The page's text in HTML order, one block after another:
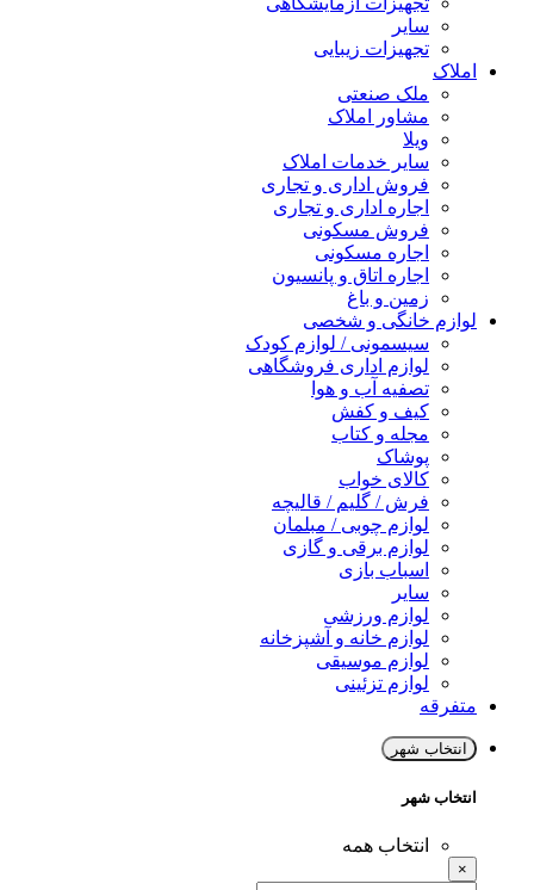
سایر
تجهیزات زیبایی
املاک
ملک صنعتی
مشاور املاک
ویلا
سایر خدمات املاک
فروش اداری و تجاری
اجاره اداری و تجاری
فروش مسکونی
اجاره مسکونی
اجاره اتاق و پانسیون
زمین و باغ
لوازم خانگی و شخصی
سیسمونی / لوازم کودک
لوازم اداری فروشگاهی
تصفیه آب و هوا
کیف و کفش
مجله و کتاب
پوشاک
کالای خواب
فرش / گلیم / قالیچه
لوازم چوبی / مبلمان
لوازم برقی و گازی
اسباب بازی
سایر
لوازم ورزشی
لوازم خانه و آشپزخانه
لوازم موسیقی
لوازم تزئینی
متفرقه
انتخاب شهر
انتخاب شهر
انتخاب همه